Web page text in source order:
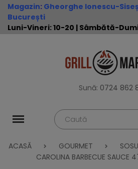
Magazin: Gheorghe Ionescu-
București
Luni-Vineri: 10-20 | Sâmbătă-
Sună: 0724 862
ACASĂ
GOURMET
CAROLINA BARBECUE